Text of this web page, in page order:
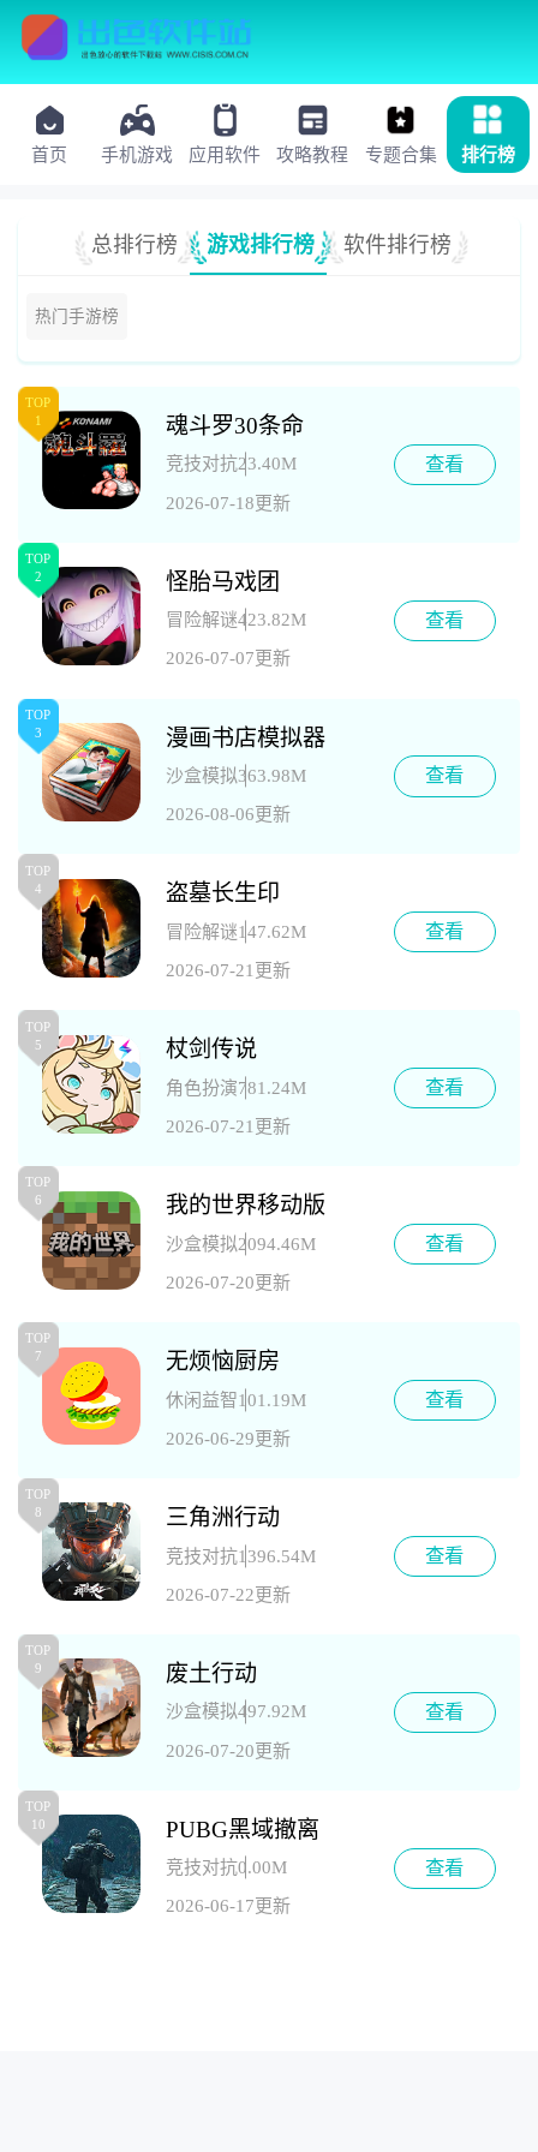
首页 手机游戏 应用软件 攻略教程 专题合集 排行榜
总排行榜 游戏排行榜 软件排行榜
热门手游榜
TOP
1
魂斗罗30条命
竞技对抗23.40M
2026-07-18更新
查看
TOP
2
怪胎马戏团
冒险解谜423.82M
2026-07-07更新
查看
TOP
3
漫画书店模拟器
沙盒模拟363.98M
2026-08-06更新
查看
TOP
4
盗墓长生印
冒险解谜147.62M
2026-07-21更新
查看
TOP
5
杖剑传说
角色扮演781.24M
2026-07-21更新
查看
TOP
6
我的世界移动版
沙盒模拟2094.46M
2026-07-20更新
查看
TOP
7
无烦恼厨房
休闲益智101.19M
2026-06-29更新
查看
TOP
8
三角洲行动
竞技对抗1396.54M
2026-07-22更新
查看
TOP
9
废土行动
沙盒模拟497.92M
2026-07-20更新
查看
TOP
10
PUBG黑域撤离
竞技对抗0.00M
2026-06-17更新
查看